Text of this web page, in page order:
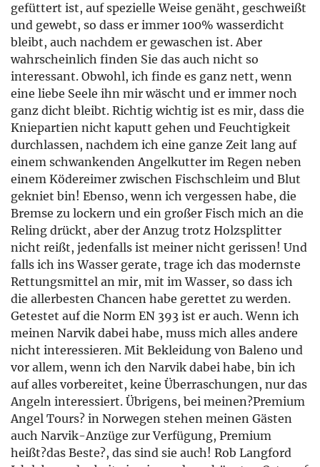
gefüttert ist, auf spezielle Weise genäht, geschweißt
und gewebt, so dass er immer 100% wasserdicht
bleibt, auch nachdem er gewaschen ist. Aber
wahrscheinlich finden Sie das auch nicht so
interessant. Obwohl, ich finde es ganz nett, wenn
eine liebe Seele ihn mir wäscht und er immer noch
ganz dicht bleibt. Richtig wichtig ist es mir, dass die
Kniepartien nicht kaputt gehen und Feuchtigkeit
durchlassen, nachdem ich eine ganze Zeit lang auf
einem schwankenden Angelkutter im Regen neben
einem Ködereimer zwischen Fischschleim und Blut
gekniet bin! Ebenso, wenn ich vergessen habe, die
Bremse zu lockern und ein großer Fisch mich an die
Reling drückt, aber der Anzug trotz Holzsplitter
nicht reißt, jedenfalls ist meiner nicht gerissen! Und
falls ich ins Wasser gerate, trage ich das modernste
Rettungsmittel an mir, mit im Wasser, so dass ich
die allerbesten Chancen habe gerettet zu werden.
Getestet auf die Norm EN 393 ist er auch. Wenn ich
meinen Narvik dabei habe, muss mich alles andere
nicht interessieren. Mit Bekleidung von Baleno und
vor allem, wenn ich den Narvik dabei habe, bin ich
auf alles vorbereitet, keine Überraschungen, nur das
Angeln interessiert. Übrigens, bei meinen?Premium
Angel Tours? in Norwegen stehen meinen Gästen
auch Narvik-Anzüge zur Verfügung, Premium
heißt?das Beste?, das sind sie auch! Rob Langford